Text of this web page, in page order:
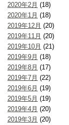
2020年2月 (18)
2020年1月 (18)
2019年12月 (20)
2019年11月 (20)
2019年10月 (21)
2019年9月 (18)
2019年8月 (17)
2019年7月 (22)
2019年6月 (19)
2019年5月 (19)
2019年4月 (20)
2019年3月 (20)